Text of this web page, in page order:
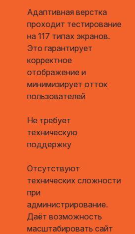
Адаптивная верстка
проходит тестирование
на 117 типах экранов.
Это гарантирует
корректное
отображение и
минимизирует отток
пользователей
Не требует
техническую
поддержку
Отсутствуют
технических сложности
при
администрирование.
Даёт возможность
масштабировать сайт